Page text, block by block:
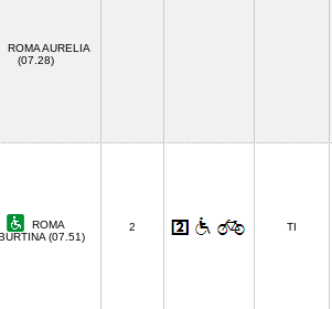
ROMA AURELIA
(07.28)
ROMA
(07.51)
2 TI